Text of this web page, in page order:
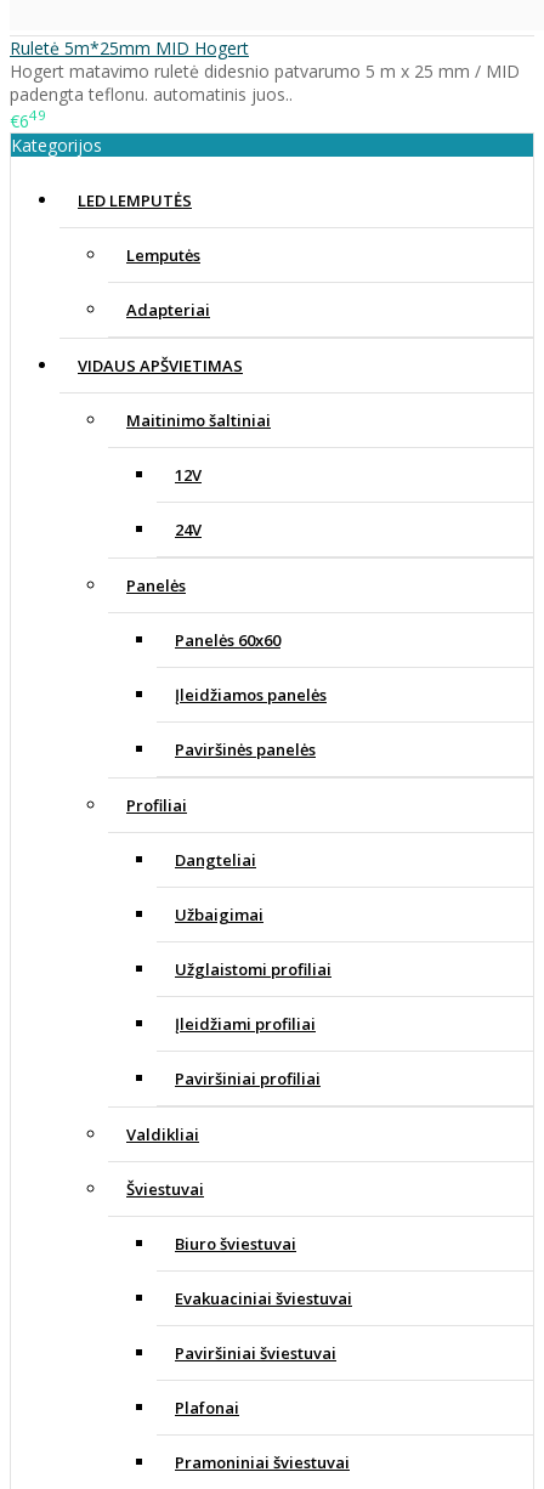
Ruletė 5m*25mm MID Hogert
Hogert matavimo ruletė didesnio patvarumo 5 m x 25 mm / MID
padengta teflonu. automatinis juos..
€649
Kategorijos
LED LEMPUTĖS
Lemputės
Adapteriai
VIDAUS APŠVIETIMAS
Maitinimo šaltiniai
12V
24V
Panelės
Panelės 60x60
Įleidžiamos panelės
Paviršinės panelės
Profiliai
Dangteliai
Užbaigimai
Užglaistomi profiliai
Įleidžiami profiliai
Paviršiniai profiliai
Valdikliai
Šviestuvai
Biuro šviestuvai
Evakuaciniai šviestuvai
Paviršiniai šviestuvai
Plafonai
Pramoniniai šviestuvai